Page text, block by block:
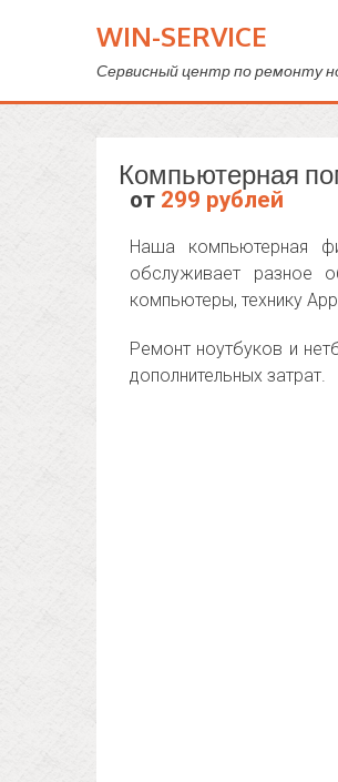
WIN-SERVICE
Сервисный центр по ремонту
Компьютерная
от 299 рублей
Наша компьютерная
обслуживает разное
компьютеры, технику
Ремонт ноутбуков и
дополнительных затрат.